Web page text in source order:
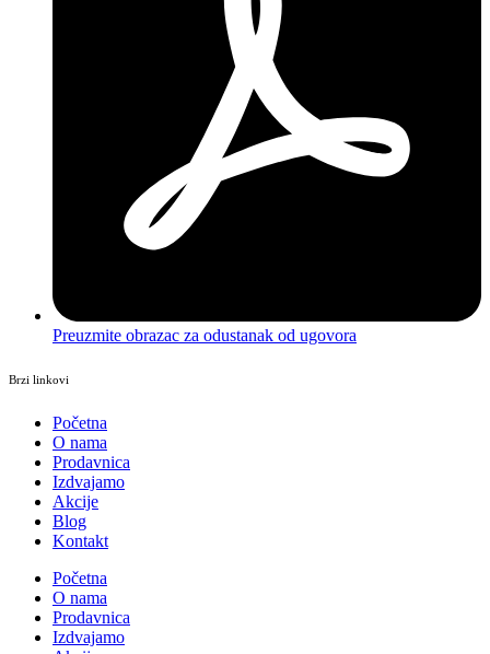
Preuzmite obrazac za odustanak od ugovora
Brzi linkovi
Početna
O nama
Prodavnica
Izdvajamo
Akcije
Blog
Kontakt
Početna
O nama
Prodavnica
Izdvajamo